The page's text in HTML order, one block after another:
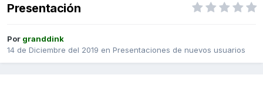
Presentación
Por granddink
14 de Diciembre del 2019 en Presentaciones de nuevos usuarios